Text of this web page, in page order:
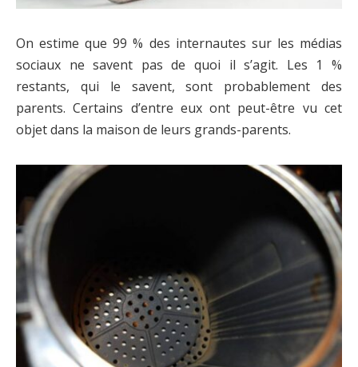
On estime que 99 % des internautes sur les médias
sociaux ne savent pas de quoi il s’agit. Les 1 %
restants, qui le savent, sont probablement des
parents. Certains d’entre eux ont peut-être vu cet
objet dans la maison de leurs grands-parents.